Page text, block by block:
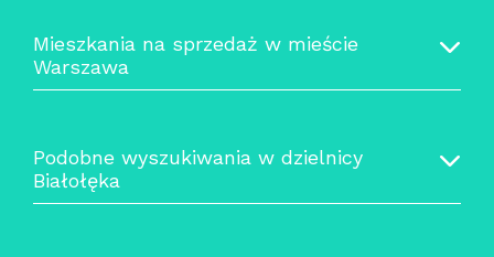
Mieszkania na sprzedaż w mieście
Warszawa
Podobne wyszukiwania w dzielnicy
Białołęka